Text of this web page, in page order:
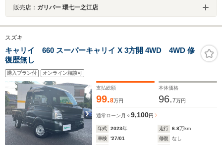
販売店： ガリバー 環七一之江店
スズキ
キャリイ 660 スーパーキャリイ X 3方開 4WD 4WD 修
復歴無し
購入プラン付 オンライン相談可
支払総額
99.8万円
本体価格
96.7万円
通常ローン 月々9,100円
年式 2023年 走行 6.8万km
車検
'27/01 修復
なし